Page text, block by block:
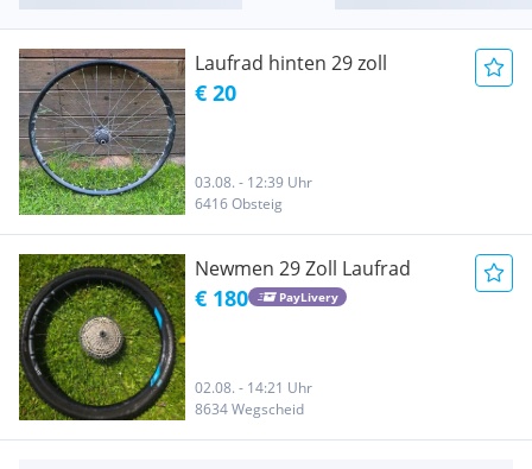
Laufrad hinten 29 zoll
€ 20
03.08. - 12:39 Uhr
6416 Obsteig
Newmen 29 Zoll Laufrad
€ 180 PayLivery
02.08. - 14:21 Uhr
8634 Wegscheid